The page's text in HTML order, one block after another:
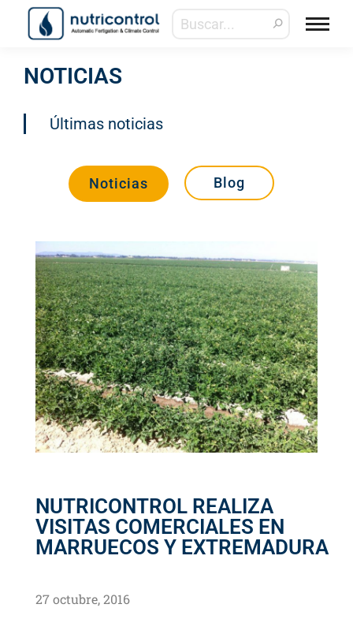
NOTICIAS
Últimas noticias
Noticias Blog
NUTRICONTROL REALIZA
VISITAS COMERCIALES EN
MARRUECOS Y EXTREMADURA
27 octubre, 2016